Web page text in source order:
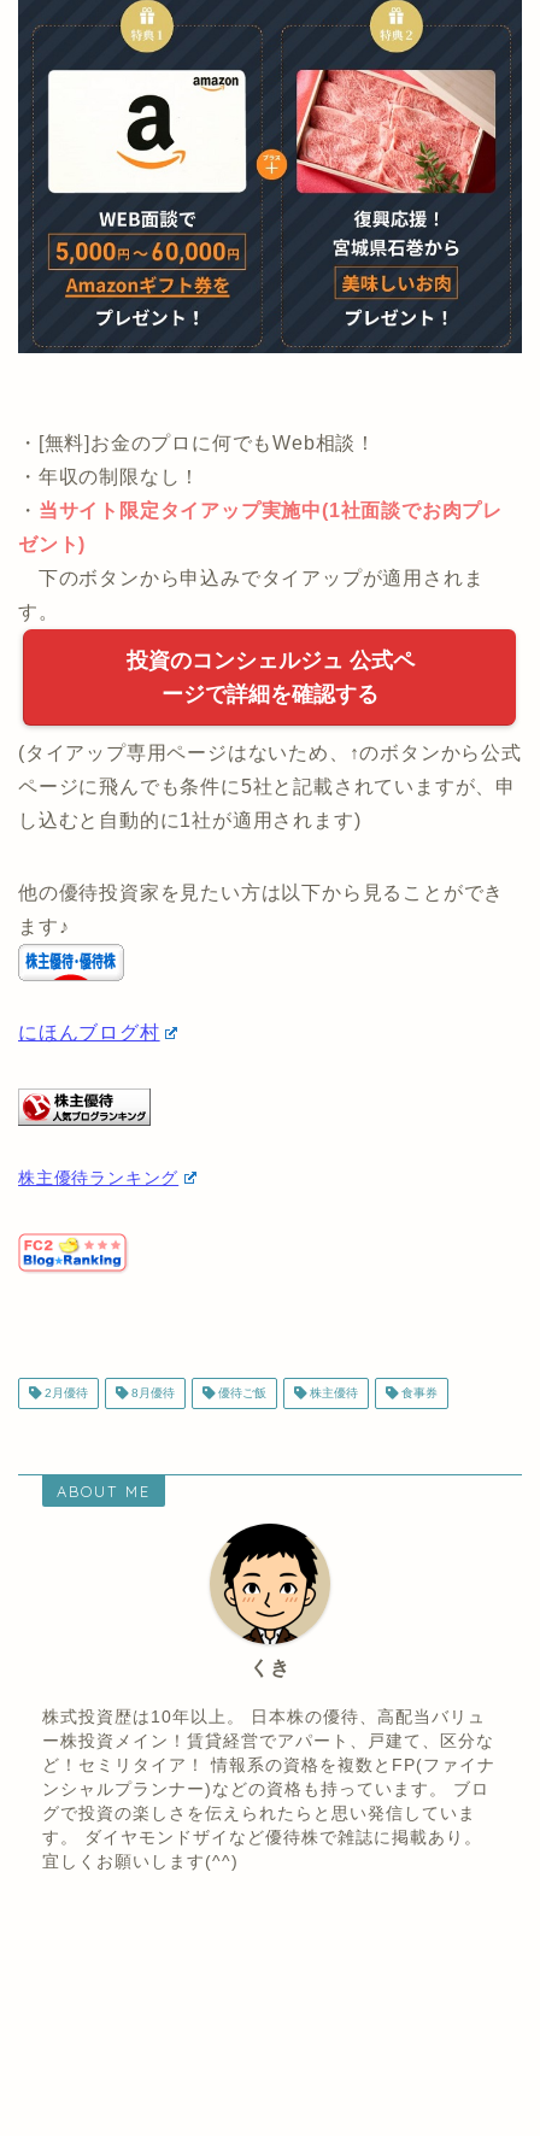
なります。
気になる方は公式ページを参照ください。
・[無料]お金のプロに何でもWeb相談！
・当サイト限定タイアップ実施中(1社面談でお肉プレ
下のボタンから申込みでタイアップが適用されま
す。
投資のコンシェルジュ 公式ペ
ージで詳細を確認する
ページに飛んでも条件に5社と記載されていますが、申
し込むと自動的に1社が適用されます)
ます♪
くき
株式投資歴は10年以上。 日本株の優待、高配当バリュ
ー株投資メイン！賃貸経営でアパート、戸建て、区分な